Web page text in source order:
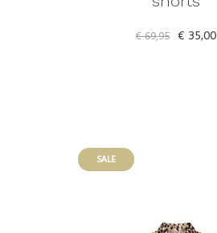
€ 69,95 € 35,00
SALE